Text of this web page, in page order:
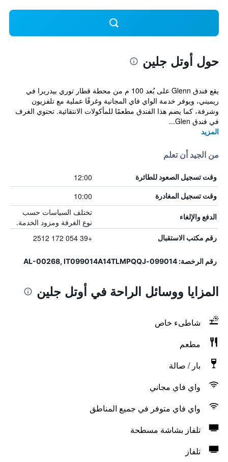
حول أوتل جلين
يقع فندق Glenn على بُعد 100 م من محطة قطار توري بيدريرا في
ريميني، ويوفر خدمة الواي فاي المجانية وغرفًا عملية مع تلفزيون
وشرفة، كما يضم هذا الفندق مطعمًا للمأكولات الانتقائية. تحتوي الغرف
في فندق Glen...
المزيد
من الجيد أن تعلم
وقت تسجيل الصعود للطائرة 12:00
وقت تسجيل المغادرة 10:00
الدفع والإلغاء
تختلف السياسات حسب
نوع الغرفة ومزود الخدمة.
رقم مكتب الاستقبال +39 054 172 2512
رقم الرخصة: 099014-AL-00268, IT099014A14TLMPQQJ
المزايا ووسائل الراحة في أوتل جلين
شاطىء خاص
مطعم
بار / صالة
واي فاي مجاني
واي فاي متوفر في جميع المناطق
تلفاز بشاشة مسطحة
تلفاز